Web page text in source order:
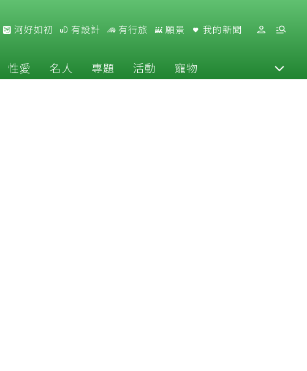
河好如初 有設計 有行旅 願景 我的新聞
性愛 名人 專題 活動 寵物